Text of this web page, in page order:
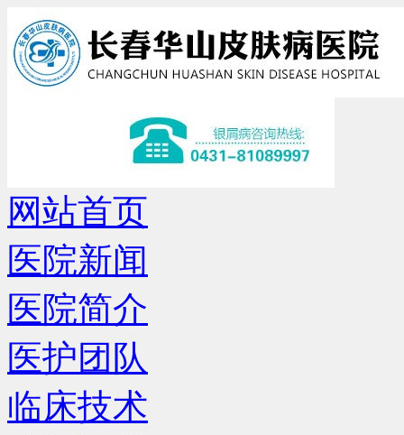
网站首页
医院新闻
医院简介
医护团队
临床技术